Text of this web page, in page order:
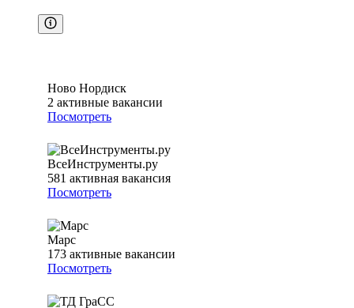
Ново Нордиск
2 активные вакансии
Посмотреть
ВсеИнструменты.ру
581 активная вакансия
Посмотреть
Марс
173 активные вакансии
Посмотреть